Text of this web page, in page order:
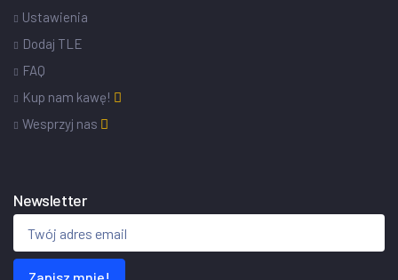
Ustawienia
Dodaj TLE
FAQ
Kup nam kawę!
Wesprzyj nas
Newsletter